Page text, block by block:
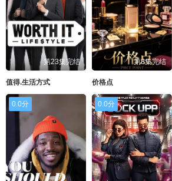
第23集完结
值得.生活方式
第8集完结
价格点
0.0分 0.0分